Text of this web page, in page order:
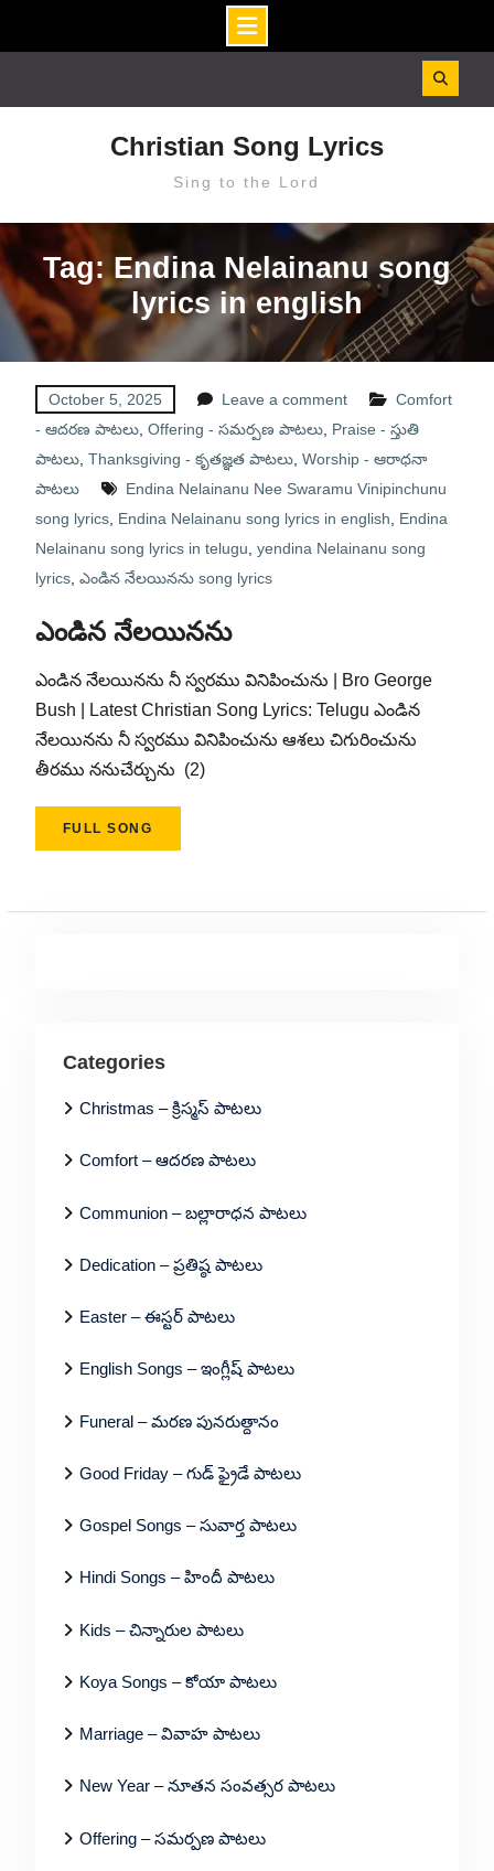
Christian Song Lyrics
Sing to the Lord
Tag: Endina Nelainanu song
lyrics in english
October 5, 2025 Leave a comment
Comfort
- ఆదరణ పాటలు, Offering - సమర్పణ పాటలు, Praise - స్తుతి
పాటలు, Thanksgiving - కృతజ్ఞత పాటలు, Worship - ఆరాధనా
పాటలు
Endina Nelainanu Nee Swaramu Vinipinchunu
song lyrics, Endina Nelainanu song lyrics in english
Endina
Nelainanu song lyrics in telugu yendina Nelainanu song
lyrics, ఎండిన నేలయినను song lyrics
ఎండిన నేలయినను
ఎండిన నేలయినను నీ స్వరము వినిపించును | Bro George
Bush | Latest Christian Song Lyrics: Telugu ఎండిన
నేలయినను నీ స్వరము వినిపించును ఆశలు చిగురించును
తీరము ననుచేర్చును (2)
FULL SONG
Categories
Christmas – క్రిస్మస్ పాటలు
Comfort – ఆదరణ పాటలు
Communion – బల్లారాధన పాటలు
Dedication – ప్రతిష్ఠ పాటలు
Easter – ఈస్టర్ పాటలు
English Songs – ఇంగ్లీష్ పాటలు
Funeral – మరణ పునరుత్దానం
Good Friday – గుడ్ ఫ్రైడే పాటలు
Gospel Songs – సువార్త పాటలు
Hindi Songs – హిందీ పాటలు
Kids – చిన్నారుల పాటలు
Koya Songs – కోయా పాటలు
Marriage – వివాహ పాటలు
New Year – నూతన సంవత్సర పాటలు
Offering – సమర్పణ పాటలు